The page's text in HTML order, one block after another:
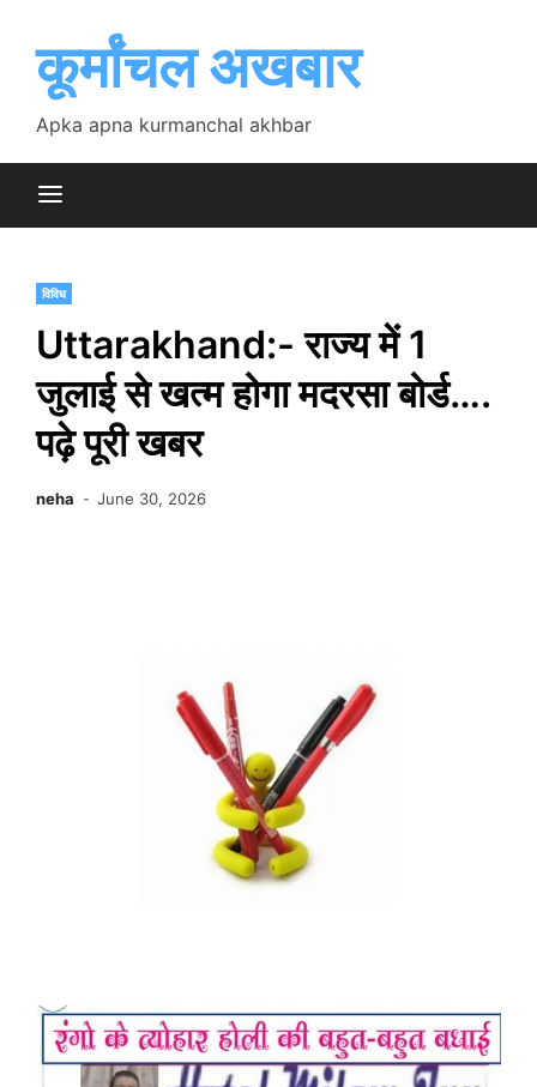
contentकूर्मांचल अखबार
Apka apna kurmanchal akhbar
विविध
Uttarakhand:- राज्य में 1
जुलाई से खत्म होगा मदरसा बोर्ड….
पढ़े पूरी खबर
neha June 30, 2026